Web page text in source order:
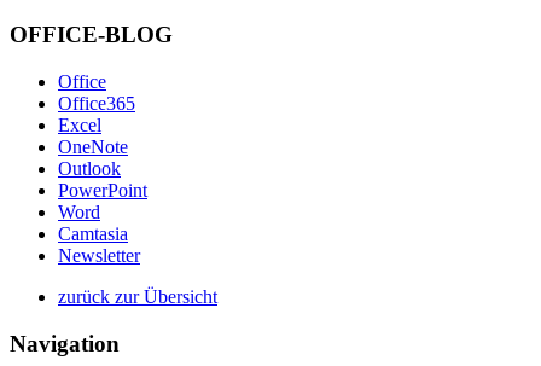
OFFICE-BLOG
Office
Office365
Excel
OneNote
Outlook
PowerPoint
Word
Camtasia
Newsletter
zurück zur Übersicht
Navigation